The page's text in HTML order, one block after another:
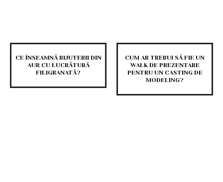
CE ÎNSEAMNĂ BIJUTERII DIN
AUR CU LUCRĂTURĂ
FILIGRANATĂ?
CUM AR TREBUI SĂ FIE UN
WALK DE PREZENTARE
PENTRU UN CASTING DE
MODELING?